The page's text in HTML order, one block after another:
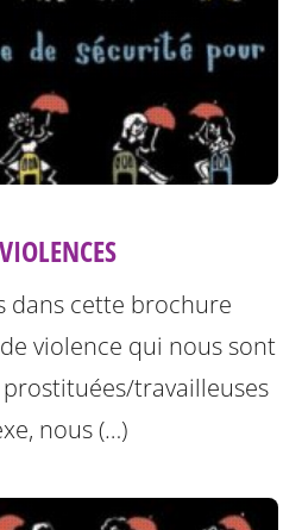
dans cette brochure
violence qui nous sont
travailleuses
nous (…)